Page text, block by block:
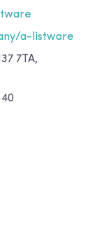
a-listware
7TA,